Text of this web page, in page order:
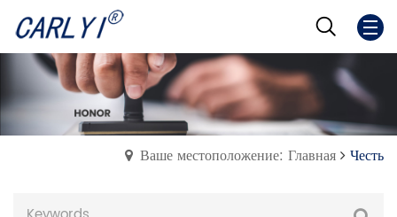
Ваше местоположение: Главная Честь